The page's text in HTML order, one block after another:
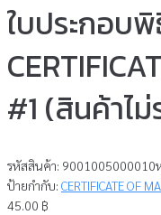
ใบประกอบ
#1 (สินค้าไ
รหัสสินค้า: 9001005000010
ป้ายกำกับ: CERTIFICATE OF
45.00 ฿